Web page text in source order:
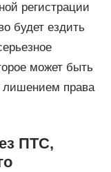
регистрации
будет ездить
может быть
лишением права
ПТС,